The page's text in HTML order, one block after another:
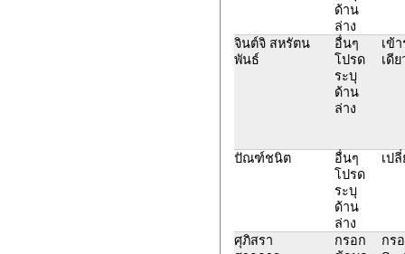
ด้าน
ล่าง
จินต์จิ สหรัตน
พันธ์
อื่นๆ
โปรด
ระบุ
ด้าน
ล่าง
เข้
เดี
ปัณฑ์ชนิต
อื่นๆ
โปรด
ระบุ
ด้าน
ล่าง
เป
ศุภิสรา
กรอก
กร